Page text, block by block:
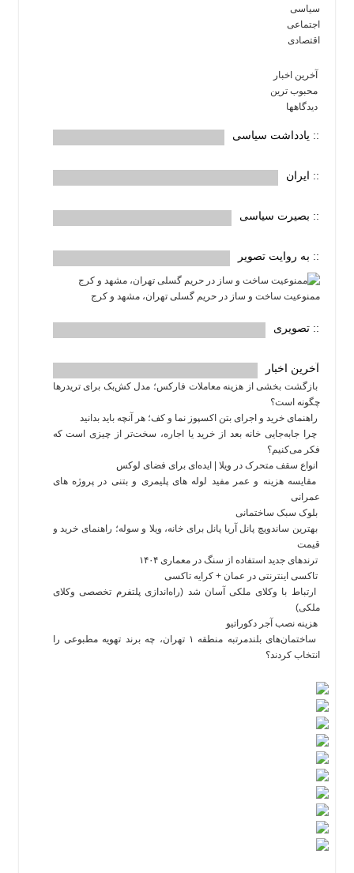
سیاسی
اجتماعی
اقتصادی
آخرین اخبار
محبوب ترین
دیدگاهها
:: یادداشت سیاسی
:: ایران
:: بصیرت سیاسی
:: به روایت تصویر
ممنوعیت ساخت و ساز در حریم گسلی تهران، مشهد و کرج
:: تصویری
آخرین اخبار
بازگشت بخشی از هزینه معاملات فارکس؛ مدل کش‌بک برای تریدرها
چگونه است؟
راهنمای خرید و اجرای بتن اکسپوز نما و کف؛ هر آنچه باید بدانید
چرا جابه‌جایی خانه بعد از خرید یا اجاره، سخت‌تر از چیزی است که
فکر می‌کنیم؟
انواع سقف متحرک در ویلا | ایده‌ای برای فضای لوکس
مقایسه هزینه و عمر مفید لوله های پلیمری و بتنی در پروژه های
عمرانی
بلوک سبک ساختمانی
بهترین ساندویچ پانل آریا پانل برای خانه، ویلا و سوله؛ راهنمای خرید و
قیمت
ترندهای جدید استفاده از سنگ در معماری ۱۴۰۴
تاکسی اینترنتی در عمان + کرایه تاکسی
ارتباط با وکلای ملکی آسان شد (راه‌اندازی پلتفرم تخصصی وکلای
ملکی)
هزینه نصب آجر دکوراتیو
ساختمان‌های بلندمرتبه منطقه ۱ تهران، چه برند تهویه مطبوعی را
انتخاب کردند؟